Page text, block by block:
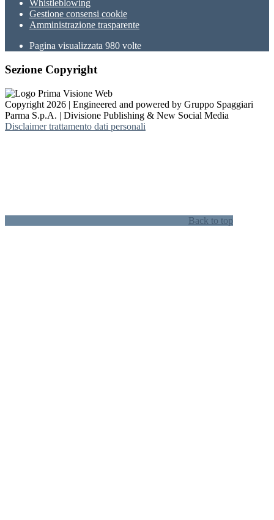
Whistleblowing
Gestione consensi cookie
Amministrazione trasparente
Pagina visualizzata 980 volte
Sezione Copyright
Copyright 2026 | Engineered and powered by Gruppo Spaggiari
Parma S.p.A. | Divisione Publishing & New Social Media
Disclaimer trattamento dati personali
Back to top